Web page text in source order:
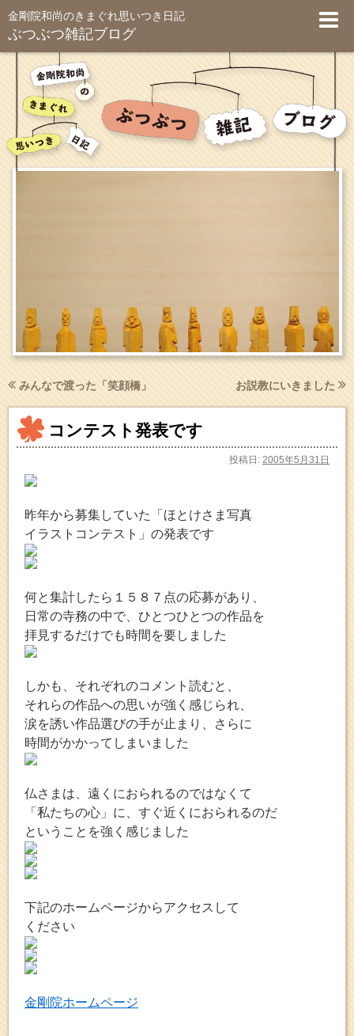
金剛院和尚のきまぐれ思いつき日記
ぶつぶつ雑記ブログ
みんなで渡った「笑顔橋」 お説教にいきました
コンテスト発表です
投稿日: 2005年5月31日
昨年から募集していた「ほとけさま写真
イラストコンテスト」の発表です
何と集計したら１５８７点の応募があり、
日常の寺務の中で、ひとつひとつの作品を
拝見するだけでも時間を要しました
しかも、それぞれのコメント読むと、
それらの作品への思いが強く感じられ、
涙を誘い作品選びの手が止まり、さらに
時間がかかってしまいました
仏さまは、遠くにおられるのではなくて
「私たちの心」に、すぐ近くにおられるのだ
ということを強く感じました
下記のホームページからアクセスして
ください
金剛院ホームページ